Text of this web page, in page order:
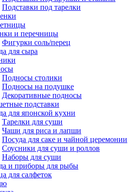
Подставки под тарелки
и перечницы
Фигурки соль/перец
для сыра
Подносы столики
Подносы на подушке
Декоративные подносы
подставки
для японской кухни
Тарелки для суши
Чаши для риса и лапши
Посуда для саке и чайной церемонии
Соусники для суши и роллов
Наборы для суши
и приборы для рыбы
для салфеток